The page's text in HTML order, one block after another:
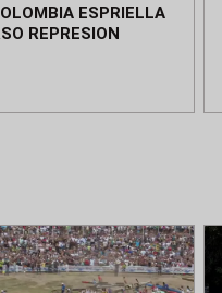
ESPRIELLA
REPRESION